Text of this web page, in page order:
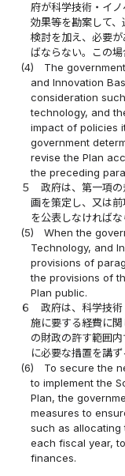
府が科学技術・イ
効果等を勘案して
検討を加え、必要
ばならない。この
(4)
The
and Innovation
consideration
technology, and
impact of policies
government
revise the Plan
the preceding
５
政府は、第一項
画を策定し、又は
を公表しなければな
(5)
When the
Technology, and
provisions of
the provisions of
Plan public.
６
政府は、科学技
施に要する経費に
の財政の許す範囲
に必要な措置を講
(6)
To secure the
to implement the
Plan, the
measures to
such as
each fiscal year,
finances.